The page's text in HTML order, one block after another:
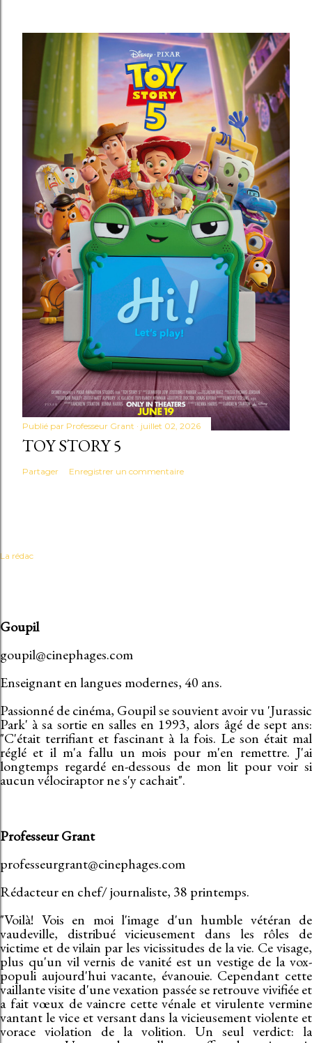
Publié par Professeur Grant juillet 02, 2026
TOY STORY 5
Partager Enregistrer un commentaire
La rédac
Goupil
goupil@cinephages.com
Enseignant en langues modernes, 40 ans.
Passionné de cinéma, Goupil se souvient avoir vu 'Jurassic
Park' à sa sortie en salles en 1993, alors âgé de sept ans:
"C'était terrifiant et fascinant à la fois. Le son était mal
réglé et il m'a fallu un mois pour m'en remettre. J'ai
longtemps regardé en-dessous de mon lit pour voir si
aucun vélociraptor ne s'y cachait".
Professeur Grant
professeurgrant@cinephages.com
Rédacteur en chef/ journaliste, 38 printemps.
"Voilà! Vois en moi l'image d'un humble vétéran de
vaudeville, distribué vicieusement dans les rôles de
victime et de vilain par les vicissitudes de la vie. Ce visage,
plus qu'un vil vernis de vanité est un vestige de la vox-
populi aujourd'hui vacante, évanouie. Cependant cette
vaillante visite d'une vexation passée se retrouve vivifiée et
a fait vœux de vaincre cette vénale et virulente vermine
vantant le vice et versant dans la vicieusement violente et
vorace violation de la volition. Un seul verdict: la